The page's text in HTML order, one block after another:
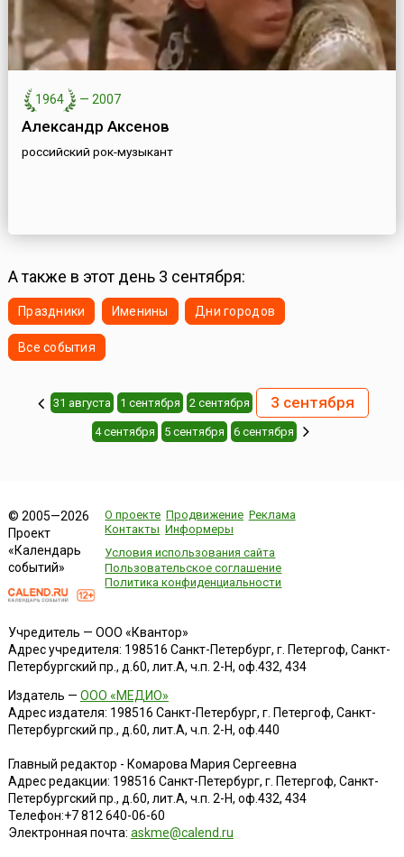
1964 — 2007
Александр Аксенов
российский рок-музыкант
А также в этот день 3 сентября:
Праздники Именины Дни городов
Все события
31 августа 1 сентября 2 сентября 3 сентября
4 сентября 5 сентября 6 сентября
© 2005—2026
Проект
«Календарь
событий»
О проекте Продвижение Реклама
Контакты Информеры
Условия использования сайта
Пользовательское соглашение
Политика конфиденциальности
Учредитель — ООО «Квантор»
Адрес учредителя: 198516 Санкт-Петербург, г. Петергоф, Санкт-
Петербургский пр., д.60, лит.А, ч.п. 2-Н, оф.432, 434
Издатель — ООО «МЕДИО»
Адрес издателя: 198516 Санкт-Петербург, г. Петергоф, Санкт-
Петербургский пр., д.60, лит.А, ч.п. 2-Н, оф.440
Главный редактор - Комарова Мария Сергеевна
Адрес редакции: 198516 Санкт-Петербург, г. Петергоф, Санкт-
Петербургский пр., д.60, лит.А, ч.п. 2-Н, оф.432, 434
Телефон:+7 812 640-06-60
Электронная почта: askme@calend.ru